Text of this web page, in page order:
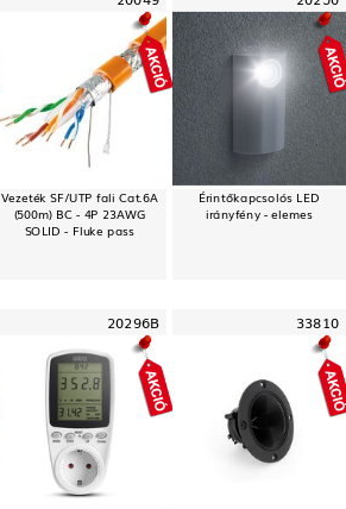
Vezeték SF/UTP fali Cat.6A
(500m) BC - 4P 23AWG
SOLID - Fluke pass
Érintőkapcsolós LED
irányfény - elemes
20296B 33810